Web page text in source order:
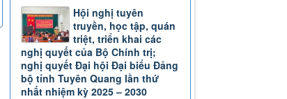
Hội nghị tuyên
truyền, học tập, quán
triệt, triển khai các
nghị quyết của Bộ Chính trị;
nghị quyết Đại hội Đại biểu Đảng
bộ tỉnh Tuyên Quang lần thứ
nhất nhiệm kỳ 2025 – 2030